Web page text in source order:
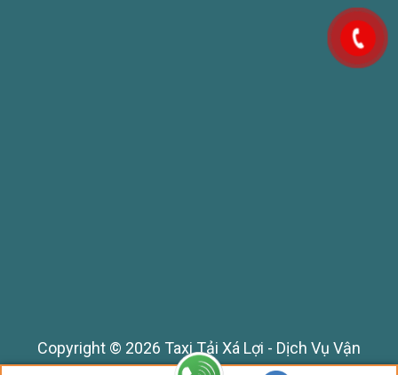
Copyright © 2026 Taxi Tải Xá Lợi - Dịch Vụ Vận